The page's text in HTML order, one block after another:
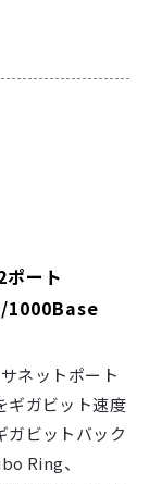
ート
1000Base
ネットポート
ギガビット速度
ガビットバック
Ring、